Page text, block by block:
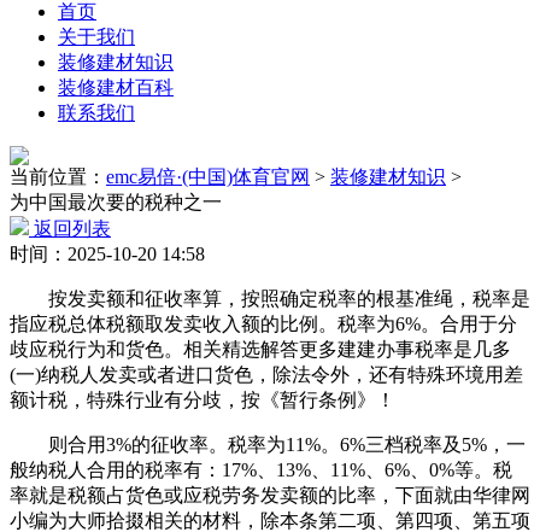
首页
关于我们
装修建材知识
装修建材百科
联系我们
当前位置： emc易倍·(中国)体育官网 > 装修建材知识 >
为中国最次要的税种之一
返回列表
时间：2025-10-20 14:58
按发卖额和征收率算，按照确定税率的根基准绳，税率是
指应税总体税额取发卖收入额的比例。税率为6%。合用于分
歧应税行为和货色。相关精选解答更多建建办事税率是几多
(一)纳税人发卖或者进口货色，除法令外，还有特殊环境用差
额计税，特殊行业有分歧，按《暂行条例》！
则合用3%的征收率。税率为11%。6%三档税率及5%，一
般纳税人合用的税率有：17%、13%、11%、6%、0%等。税
率就是税额占货色或应税劳务发卖额的比率，下面就由华律网
小编为大师拾掇相关的材料，除本条第二项、第四项、第五项